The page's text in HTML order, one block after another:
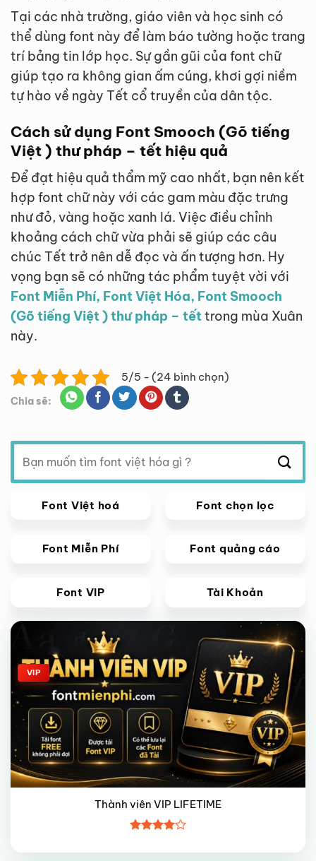
Tại các nhà trường, giáo viên và học sinh có
thể dùng font này để làm báo tường hoặc trang
trí bảng tin lớp học. Sự gần gũi của font chữ
giúp tạo ra không gian ấm cúng, khơi gợi niềm
tự hào về ngày Tết cổ truyền của dân tộc.
Cách sử dụng Font Smooch (Gõ tiếng
Việt ) thư pháp – tết hiệu quả
Để đạt hiệu quả thẩm mỹ cao nhất, bạn nên kết
hợp font chữ này với các gam màu đặc trưng
như đỏ, vàng hoặc xanh lá. Việc điều chỉnh
khoảng cách chữ vừa phải sẽ giúp các câu
chúc Tết trở nên dễ đọc và ấn tượng hơn. Hy
vọng bạn sẽ có những tác phẩm tuyệt vời với
Font Miễn Phí, Font Việt Hóa, Font Smooch
(Gõ tiếng Việt ) thư pháp – tết trong mùa Xuân
này.
5/5 - (24 bình chọn)
Chia sẽ:
Tìm
kiếm:
Font Việt hoá Font chọn lọc
Font Miễn Phí Font quảng cáo
Font VIP Tài Khoản
Giảm giá!
VIP
Thành viên VIP LIFETIME
xếp hạng